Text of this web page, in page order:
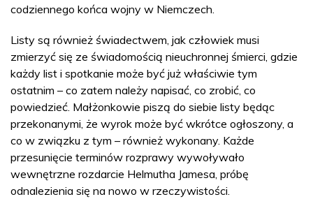
codziennego końca wojny w Niemczech.
Listy są również świadectwem, jak człowiek musi
zmierzyć się ze świadomością nieuchronnej śmierci, gdzie
każdy list i spotkanie może być już właściwie tym
ostatnim – co zatem należy napisać, co zrobić, co
powiedzieć. Małżonkowie piszą do siebie listy będąc
przekonanymi, że wyrok może być wkrótce ogłoszony, a
co w związku z tym – również wykonany. Każde
przesunięcie terminów rozprawy wywoływało
wewnętrzne rozdarcie Helmutha Jamesa, próbę
odnalezienia się na nowo w rzeczywistości.